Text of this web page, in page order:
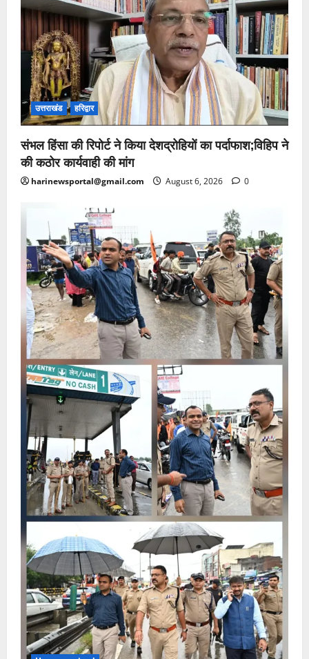
उत्तराखंड हरिद्वार
संभल हिंसा की रिपोर्ट ने किया देशद्रोहियों का पर्दाफाश;विहिप ने
की कठोर कार्यवाही की मांग
harinewsportal@gmail.com August 6, 2026 0